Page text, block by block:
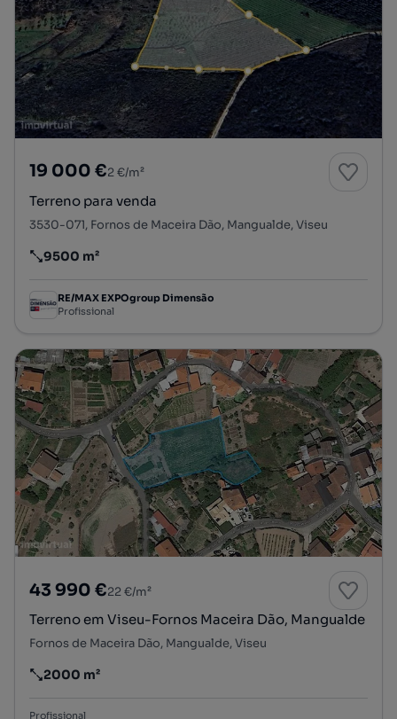
19 000 €2 €/m²
Terreno para venda
3530-071, Fornos de Maceira Dão, Mangualde, Viseu
Preço por metro quadrado
9500 m²
RE/MAX EXPOgroup Dimensão
Profissional
43 990 €22 €/m²
Terreno em Viseu-Fornos Maceira Dão, Mangualde
Fornos de Maceira Dão, Mangualde, Viseu
Preço por metro quadrado
2000 m²
Profissional